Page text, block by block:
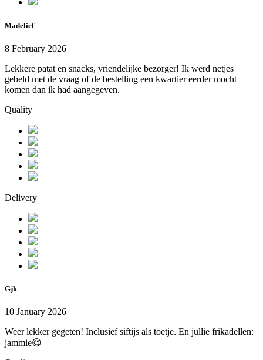
Madelief
8 February 2026
Lekkere patat en snacks, vriendelijke bezorger! Ik werd netjes
gebeld met de vraag of de bestelling een kwartier eerder mocht
komen dan ik had aangegeven.
Quality
Delivery
Gjk
10 January 2026
Weer lekker gegeten! Inclusief siftijs als toetje. En jullie frikadellen:
jammie😋